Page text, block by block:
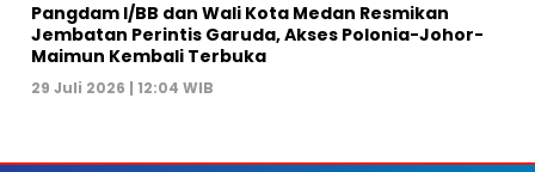
Pangdam I/BB dan Wali Kota Medan Resmikan
Jembatan Perintis Garuda, Akses Polonia-Johor-
Maimun Kembali Terbuka
29 Juli 2026 | 12:04 WIB